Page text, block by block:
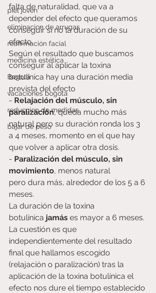
piel joven
eliminacion de arrugas
reafirmación facial
medicina estética
Bogotá
vacaciones bogotá
reduccion de medidas
bajar de peso
falta de naturalidad, que va a
depender del efecto que queramos
conseguir si no la duración de su
efecto.
Según el resultado que buscamos
conseguir al aplicar la toxina
botulínica hay una duración media
prevista del efecto
- Relajación del músculo, sin
paralización, queda mucho más
natural pero su duración ronda los 3
a 4 meses, momento en el que hay
que volver a aplicar otra dosis.
- Paralización del músculo, sin
movimiento, menos natural
pero dura más, alrededor de los 5 a 6
meses.
La duración de la toxina
botulínica jamás es mayor a 6 meses.
La cuestión es que
independientemente del resultado
final que hallamos escogido
(relajación o paralización) tras la
aplicación de la toxina botulínica el
efecto nos dure el tiempo establecido